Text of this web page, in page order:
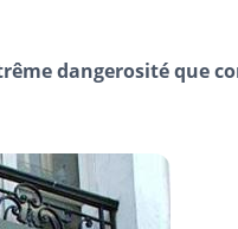
dangerosité que